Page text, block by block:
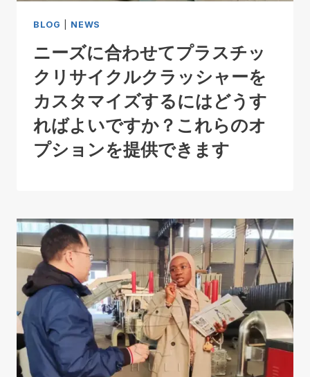
BLOG NEWS
ニーズに合わせてプラスチッ
クリサイクルクラッシャーを
カスタマイズするにはどうす
ればよいですか？これらのオ
プションを提供できます